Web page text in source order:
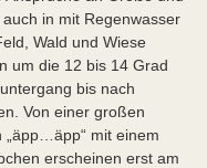
in mit Regenwasser
Wald und Wiese
um die 12 bis 14 Grad
bis nach
Von einer großen
„äpp…äpp“ mit einem
erscheinen erst am